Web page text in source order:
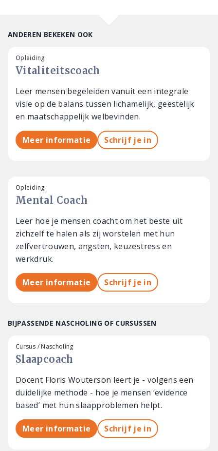
ANDEREN BEKEKEN OOK
Vitaliteitscoach
Opleiding
Leer mensen begeleiden vanuit een integrale
visie op de balans tussen lichamelijk, geestelijk
en maatschappelijk welbevinden.
Meer informatie Schrijf je in
Mental Coach
Opleiding
Leer hoe je mensen coacht om het beste uit
zichzelf te halen als zij worstelen met hun
zelfvertrouwen, angsten, keuzestress en
werkdruk.
Meer informatie Schrijf je in
BIJPASSENDE NASCHOLING OF CURSUSSEN
Slaapcoach
Cursus / Nascholing
Docent Floris Wouterson leert je - volgens een
duidelijke methode - hoe je mensen ‘evidence
based’ met hun slaapproblemen helpt.
Meer informatie Schrijf je in